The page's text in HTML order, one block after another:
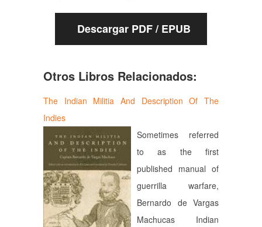
Descargar PDF / EPUB
Otros Libros Relacionados:
The Indian Militia And Description Of The
Indies
Sometimes referred
to as the first
published manual of
guerrilla warfare,
Bernardo de Vargas
Machucas Indian